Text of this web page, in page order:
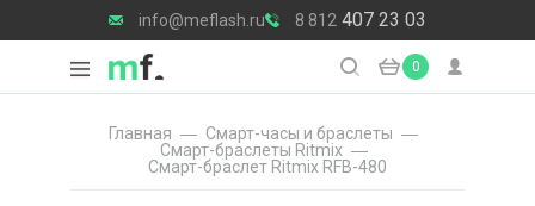
info@meflash.ru 8 812 407 23 03
0
Главная
Смарт-часы и браслеты
Смарт-браслеты Ritmix
Смарт-браслет Ritmix RFB-480